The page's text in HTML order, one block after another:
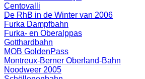
Centovalli
De RhB in de Winter van 2006
Furka Dampfbahn
Furka- en Oberalppas
Gotthardbahn
MOB GoldenPass
Montreux-Berner Oberland-Bahn
Noodweer 2005